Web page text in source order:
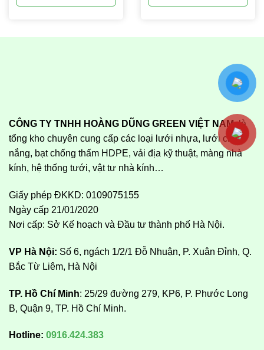
CÔNG TY TNHH HOÀNG DŨNG GREEN VIỆT NAMlà
tổng kho chuyên cung cấp các loại lưới nhựa, lưới che
nắng, bạt chống thấm HDPE, vải địa kỹ thuật, màng nhà
kính, hệ thống tưới, vật tư nhà kính…
Giấy phép ĐKKD: 0109075155
Ngày cấp 21/01/2020
Nơi cấp: Sở Kế hoạch và Đầu tư thành phố Hà Nội.
VP Hà Nội: Số 6, ngách 1/2/1 Đỗ Nhuận, P. Xuân Đỉnh, Q.
Bắc Từ Liêm, Hà Nội
TP. Hồ Chí Minh: 25/29 đường 279, KP6, P. Phước Long
B, Quận 9, TP. Hồ Chí Minh.
Hotline: 0916.424.383